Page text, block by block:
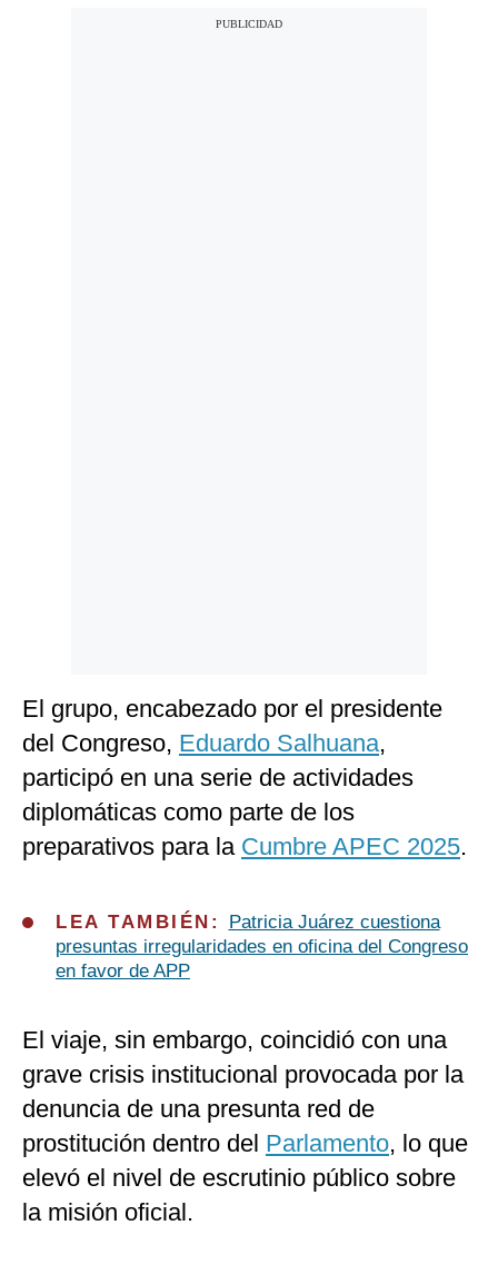
El grupo, encabezado por el presidente
del Congreso, Eduardo Salhuana,
participó en una serie de actividades
diplomáticas como parte de los
preparativos para la Cumbre APEC 2025.
LEA TAMBIÉN:
Patricia Juárez cuestiona
presuntas irregularidades en oficina del Congreso
en favor de APP
El viaje, sin embargo, coincidió con una
grave crisis institucional provocada por la
denuncia de una presunta red de
prostitución dentro del Parlamento, lo que
elevó el nivel de escrutinio público sobre
la misión oficial.